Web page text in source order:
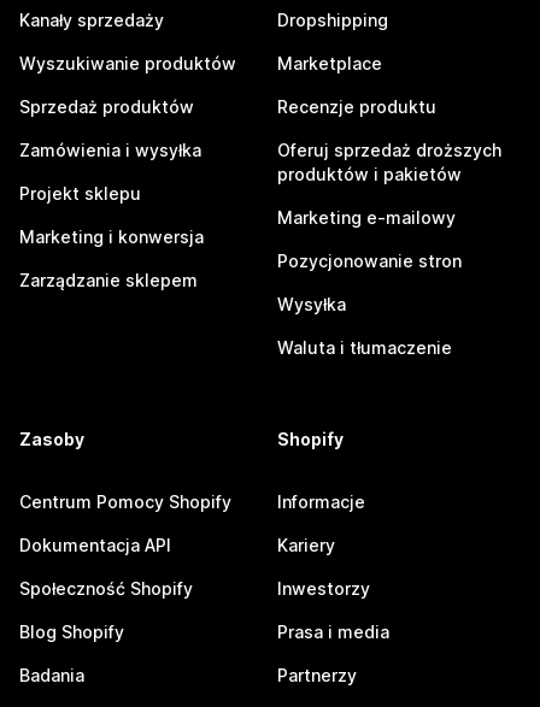
Kanały sprzedaży
Wyszukiwanie produktów
Sprzedaż produktów
Zamówienia i wysyłka
Projekt sklepu
Marketing i konwersja
Zarządzanie sklepem
Dropshipping
Marketplace
Recenzje produktu
Oferuj sprzedaż droższych
produktów i pakietów
Marketing e-mailowy
Pozycjonowanie stron
Wysyłka
Waluta i tłumaczenie
Zasoby
Centrum Pomocy Shopify
Dokumentacja API
Społeczność Shopify
Blog Shopify
Badania
Shopify
Informacje
Kariery
Inwestorzy
Prasa i media
Partnerzy